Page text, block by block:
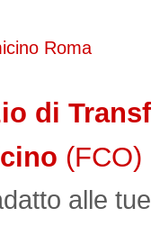
Roma
di
alle